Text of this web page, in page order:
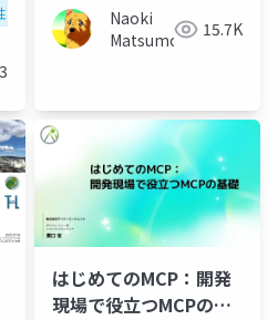
事件 セキュリティ
Naoki
Matsumoto 15.7K
はじめてのMCP：開発
現場で役立つMCPの基